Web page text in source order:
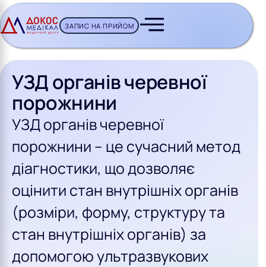
ЗАПИС НА ПРИЙОМ
УЗД органів черевної
порожнини
УЗД органів черевної
порожнини – це сучасний метод
діагностики, що дозволяє
оцінити стан внутрішніх органів
(розміри, форму, структуру та
стан внутрішніх органів) за
допомогою ультразвукових
BUTTON